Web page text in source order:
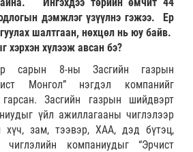
дэмжлэг үзүүлнэ гэжээ. Ер
шалтгаан, нөхцөл нь юу байв.
хэрхэн хүлээж авсан бэ?
сарын 8-ны Засгийн газрын
Монгол” нэгдэл компанийг
Засгийн газрын шийдвэрт
үйл ажиллагааны чиглэлээр
хүч, зам, тээвэр, ХАА, дэд бүтэц,
компаниудыг “Эрчист